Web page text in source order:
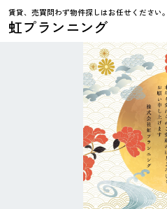
賃貸、売買問わず物件探しはお任せください。
虹プランニング